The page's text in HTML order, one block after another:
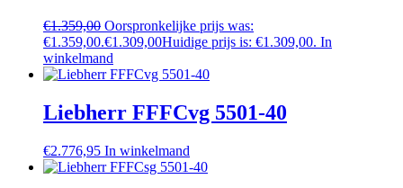
€1.359,00 Oorspronkelijke prijs was:
€1.359,00.€1.309,00Huidige prijs is: €1.309,00. In
winkelmand
Liebherr FFFCvg 5501-40
€2.776,95 In winkelmand